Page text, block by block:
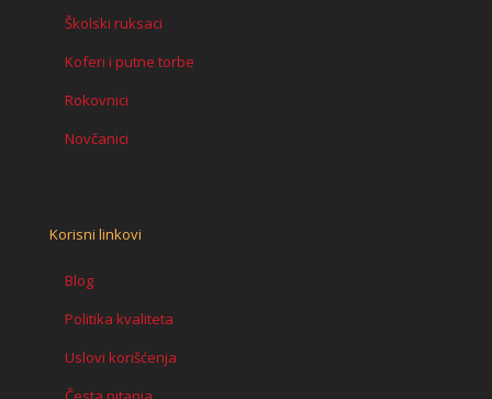
Školski ruksaci
Koferi i putne torbe
Rokovnici
Novčanici
Korisni linkovi
Blog
Politika kvaliteta
Uslovi korišćenja